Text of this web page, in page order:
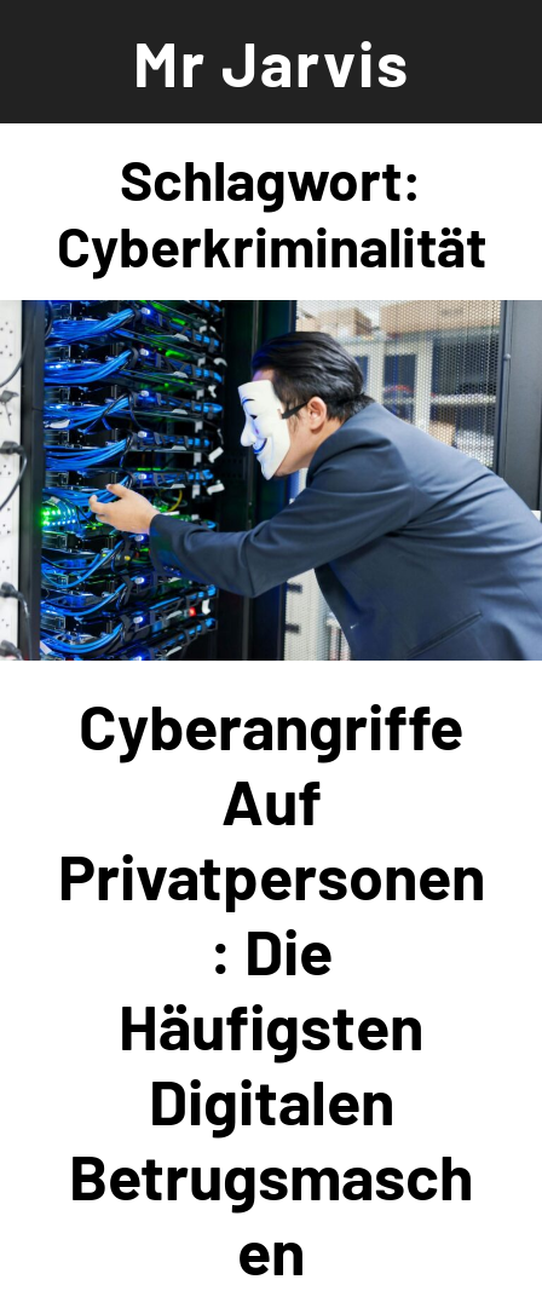
Mr Jarvis
Schlagwort:
Cyberkriminalität
Cyberangriffe
Auf
Privatpersonen
: Die
Häufigsten
Digitalen
Betrugsmasch
En